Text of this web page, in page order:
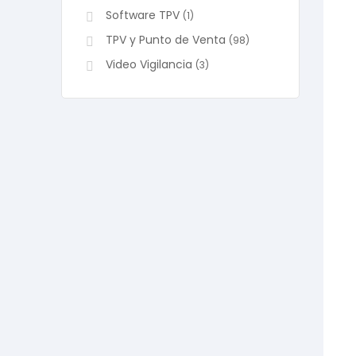
Software TPV (1)
TPV y Punto de Venta (98)
Video Vigilancia (3)